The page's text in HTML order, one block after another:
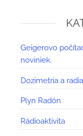
Geigerovo
noviniek.
Dozimetria a
Plyn Radón
Rádioaktivita